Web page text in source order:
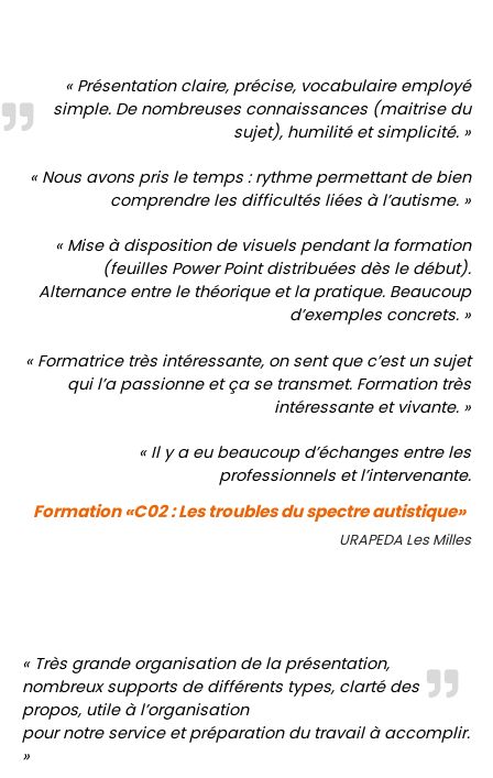
« Présentation claire, précise, vocabulaire employé
simple. De nombreuses connaissances (maitrise du
sujet), humilité et simplicité. »
« Nous avons pris le temps : rythme permettant de bien
comprendre les difficultés liées à l’autisme. »
« Mise à disposition de visuels pendant la formation
(feuilles Power Point distribuées dès le début).
Alternance entre le théorique et la pratique. Beaucoup
d’exemples concrets. »
« Formatrice très intéressante, on sent que c’est un sujet
qui l’a passionne et ça se transmet. Formation très
intéressante et vivante. »
« Il y a eu beaucoup d’échanges entre les
professionnels et l’intervenante.
Formation «C02 : Les troubles du spectre autistique»
URAPEDA Les Milles
« Très grande organisation de la présentation,
nombreux supports de différents types, clarté des
propos, utile à l’organisation
pour notre service et préparation du travail à accomplir.
»